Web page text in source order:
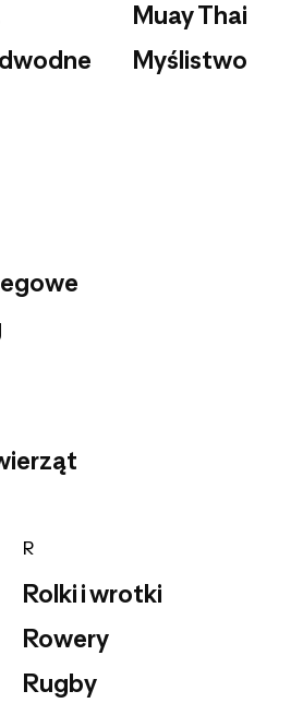
Muay Thai
Myślistwo
R
Rolki i wrotki
Rowery
Rugby